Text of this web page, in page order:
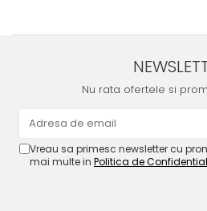
Nu rata ofertele si
Vreau sa primesc newsletter cu
mai multe in Politica de